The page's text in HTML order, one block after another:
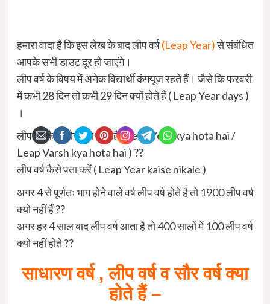
हमारा वादा है कि इस लेख के बाद लीप वर्ष(Leap Year)से संबंधित
आपके सभी डाउट दूर हो जाएंगे।
लीप वर्ष के विषय में अनेक विद्यार्थी कंफ्यूज रहते हैं। जैसे कि फरवरी
में कभी 28 दिन तो कभी 29 दिन क्यों होते हैं ( Leap Year days )
।
लीप वर्ष कैसे और क्यो होता है ( Leap Year kya hota hai /
Leap Varsh kya hota hai ) ??
लीप वर्ष कैसे पता करें ( Leap Year kaise nikale )
अगर 4 से पूर्णतः भाग होने वाले वर्ष लीप वर्ष होते है तो 1900 लीप वर्ष
क्यो नहीं हैं ??
अगर हर 4 साल बाद लीप वर्ष आता है तो 400 सालों में 100 लीप वर्ष
क्यो नहीं होते ??
साधारण वर्ष , लीप वर्ष व सौर वर्ष क्या
होते हैं –